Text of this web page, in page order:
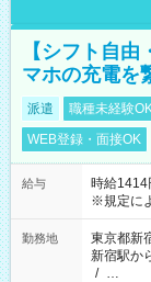
【シフト自
マホの充電を
派遣 職種未経験
WEB登録・面接OK
給与
時給
※規定に
勤務地
東京都新
新宿駅か
/ …